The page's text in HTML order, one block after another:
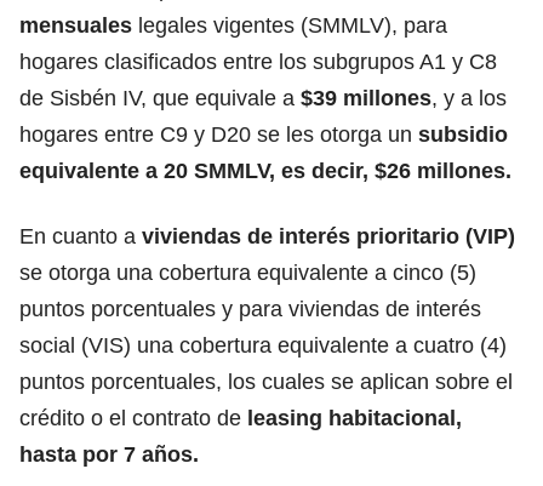
mensuales legales vigentes (SMMLV), para
hogares clasificados entre los subgrupos A1 y C8
de Sisbén IV, que equivale a $39 millones, y a los
hogares entre C9 y D20 se les otorga un subsidio
equivalente a 20 SMMLV, es decir, $26 millones.
En cuanto a viviendas de interés prioritario (VIP)
se otorga una cobertura equivalente a cinco (5)
puntos porcentuales y para viviendas de interés
social (VIS) una cobertura equivalente a cuatro (4)
puntos porcentuales, los cuales se aplican sobre el
crédito o el contrato de leasing habitacional,
hasta por 7 años.